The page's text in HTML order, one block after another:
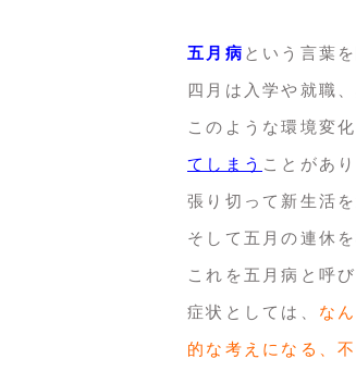
五月病 という言葉
四月は入学や就職
このような環境変
てしまう ことがあり
張り切って新生活
そして五月の連休
これを五月病と呼び
症状としては、 な
的な考えになる、